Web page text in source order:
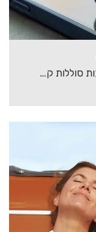
מרבית מכשירי השמיעה פועלים באמצעות סוללות קטנות, בגדלים שונים, המותאמים באופן פרטני למכשיר השמיעה. אביזרי…